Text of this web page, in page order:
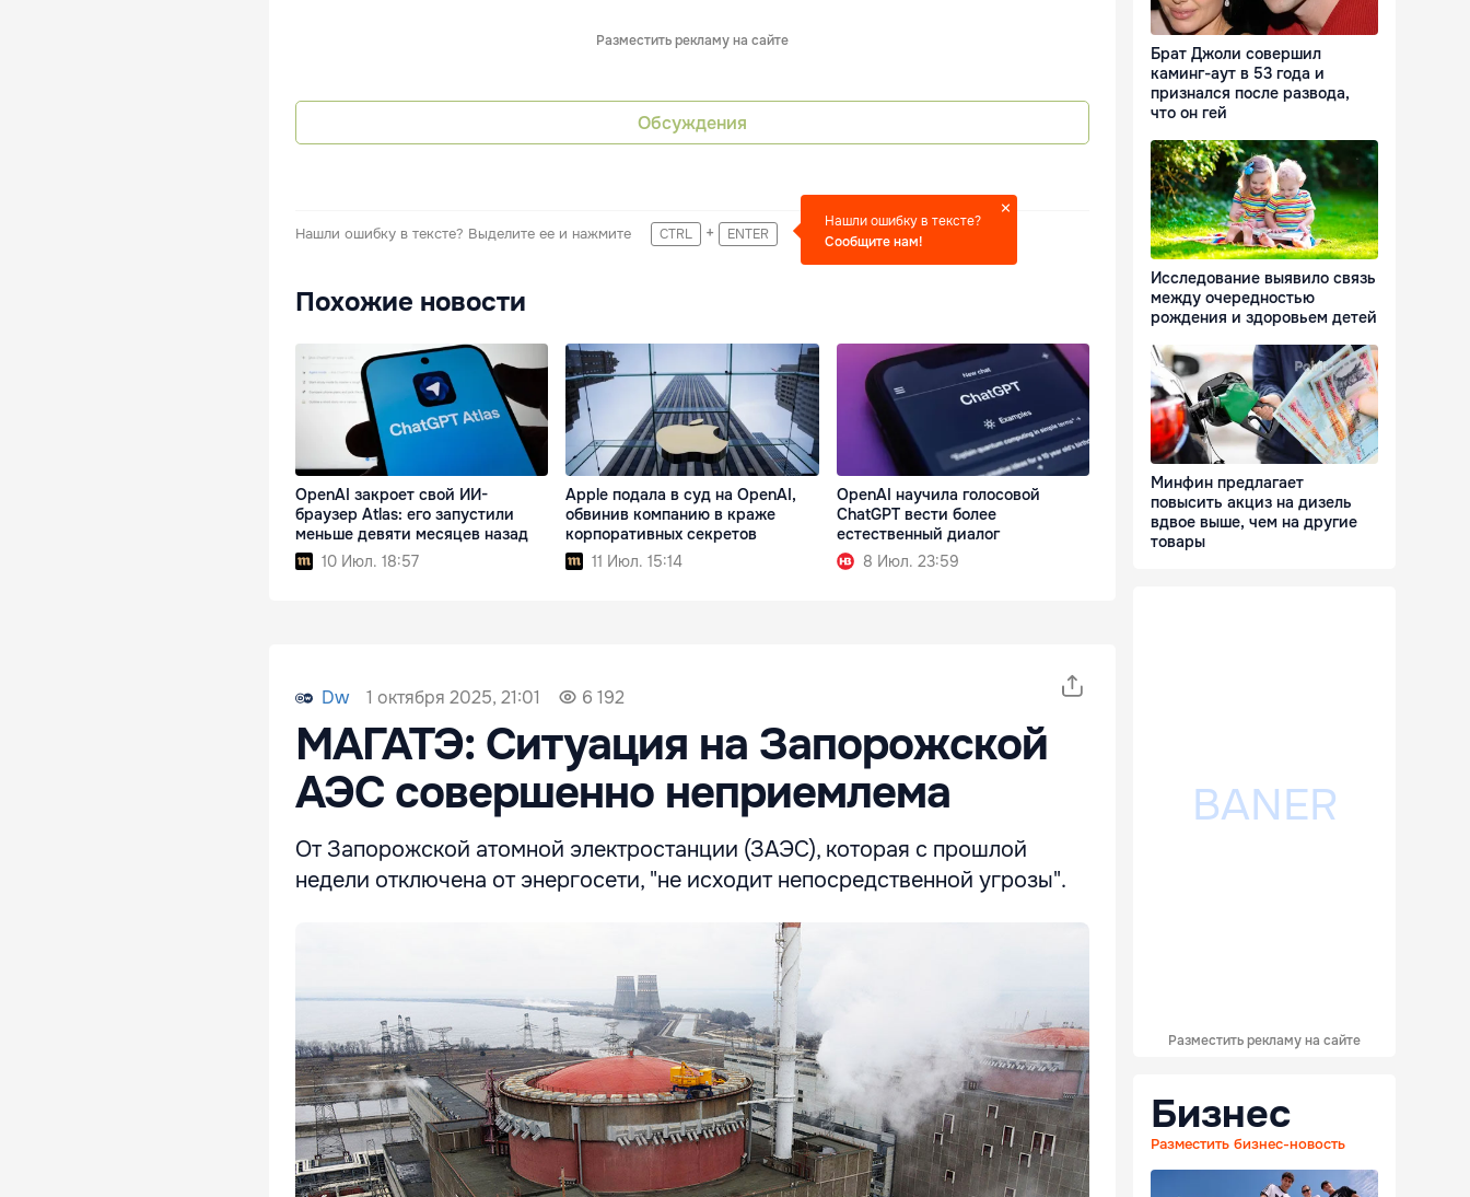
Разместить рекламу на сайте
Обсуждения
Нашли ошибку в тексте? Выделите ее и нажмите CTRL + ENTER
Нашли ошибку в тексте?
Сообщите нам!
Похожие новости
OpenAI закроет свой ИИ-
браузер Atlas: его запустили
меньше девяти месяцев назад
10 Июл. 18:57
Apple подала в суд на OpenAI,
обвинив компанию в краже
корпоративных секретов
11 Июл. 15:14
OpenAI научила голосовой
ChatGPT вести более
естественный диалог
8 Июл. 23:59
Dw 1 октября 2025, 21:01 6 192
МАГАТЭ: Ситуация на Запорожской
АЭС совершенно неприемлема
От Запорожской атомной электростанции (ЗАЭС), которая с прошлой
недели отключена от энергосети, "не исходит непосредственной угрозы".
Брат Джоли совершил
каминг-аут в 53 года и
признался после развода,
что он гей
Исследование выявило связь
между очередностью
рождения и здоровьем детей
Минфин предлагает
повысить акциз на дизель
вдвое выше, чем на другие
товары
Разместить рекламу на сайте
Бизнес
Разместить бизнес-новость